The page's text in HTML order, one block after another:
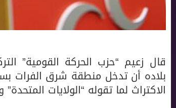
قال زعيم “حزب الحركة القومية”
بلاده أن تدخل منطقة شرق الفرات
الاكتراث لما تقوله “الولايات المتحدة”